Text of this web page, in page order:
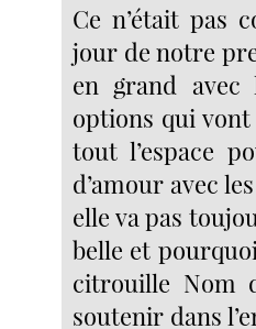
Ce n’était pas
jour de notre
en grand
options qui vont
tout l’espace
d’amour avec
elle va pas
belle et
citrouille Nom
soutenir dans